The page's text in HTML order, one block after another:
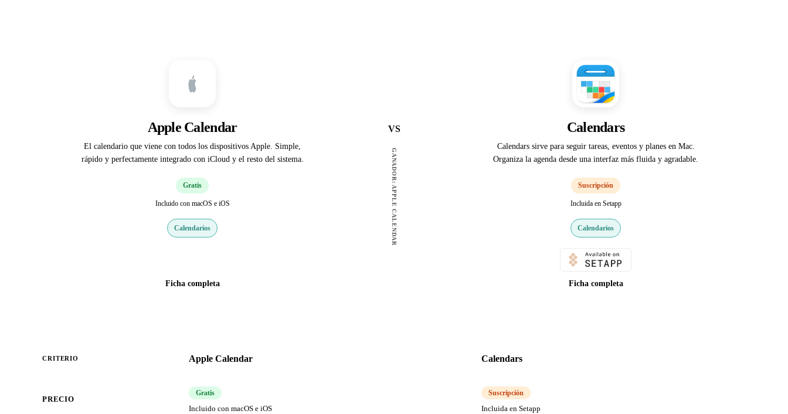
Apple Calendar
El calendario que viene con todos los dispositivos Apple. Simple,
rápido y perfectamente integrado con iCloud y el resto del sistema.
Gratis
Incluido con macOS e iOS
Calendarios
Ficha completa
VS
GANADOR: APPLE CALENDAR
Calendars
Calendars sirve para seguir tareas, eventos y planes en Mac.
Organiza la agenda desde una interfaz más fluida y agradable.
Suscripción
Incluida en Setapp
Calendarios
Ficha completa
CRITERIO Apple Calendar Calendars
PRECIO
Gratis
Incluido con macOS e iOS
Suscripción
Incluida en Setapp